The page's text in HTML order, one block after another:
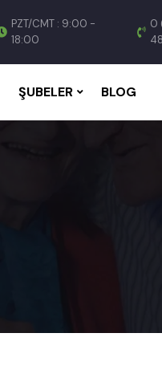
PZT/CMT : 9:00 -
18:00
0
ŞUBELER BLOG